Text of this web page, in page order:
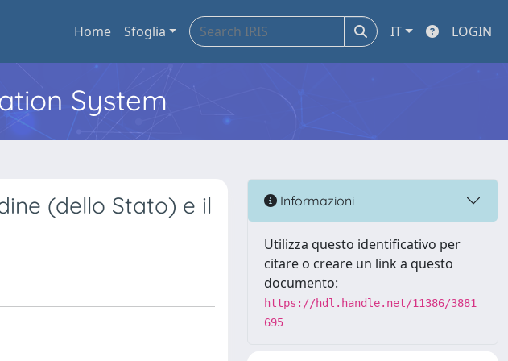
Home Sfoglia IT LOGIN
System
(dello Stato) e il
Informazioni
Utilizza questo identificativo per
citare o creare un link a questo
documento:
https://hdl.handle.net/11386/3881
695